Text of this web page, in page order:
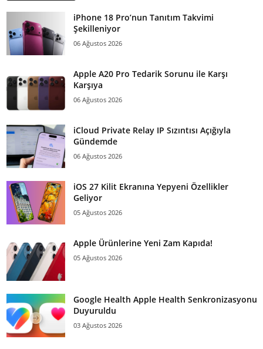
iPhone 18 Pro’nun Tanıtım Takvimi
Şekilleniyor
06 Ağustos 2026
Apple A20 Pro Tedarik Sorunu ile Karşı
Karşıya
06 Ağustos 2026
iCloud Private Relay IP Sızıntısı Açığıyla
Gündemde
06 Ağustos 2026
iOS 27 Kilit Ekranına Yepyeni Özellikler
Geliyor
05 Ağustos 2026
Apple Ürünlerine Yeni Zam Kapıda!
05 Ağustos 2026
Google Health Apple Health Senkronizasyonu
Duyuruldu
03 Ağustos 2026